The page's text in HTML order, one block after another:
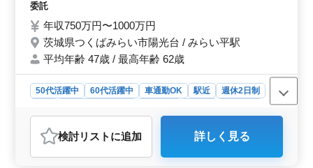
委託
年収750万円〜1000万円
茨城県つくばみらい市陽光台 / みらい平駅
平均年齢 47歳 / 最高年齢 62歳
50代活躍中 60代活躍中 車通勤OK 駅近
週休2日制
おすすめポイント
＜魅力＞ 茨城県つくばみらい市に位置する法律事務所
検討リスト に追加 詳しく見る